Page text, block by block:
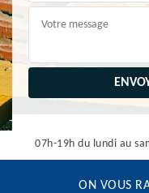
07h-19h du lundi au
ON VOUS